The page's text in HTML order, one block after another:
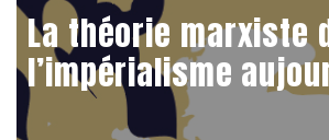
La théorie marxiste
l’impérialisme